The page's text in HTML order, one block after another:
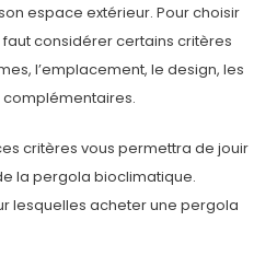
espace extérieur. Pour choisir
considérer certains critères
l’emplacement, le design, les
critères vous permettra de jouir
la pergola bioclimatique.
lesquelles acheter une pergola